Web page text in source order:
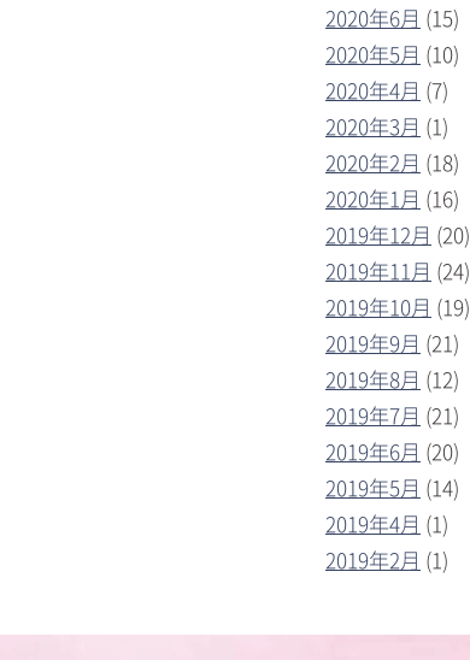
2020年6月 (15)
2020年5月 (10)
2020年4月 (7)
2020年3月 (1)
2020年2月 (18)
2020年1月 (16)
2019年12月 (20)
2019年11月 (24)
2019年10月 (19)
2019年9月 (21)
2019年8月 (12)
2019年7月 (21)
2019年6月 (20)
2019年5月 (14)
2019年4月 (1)
2019年2月 (1)